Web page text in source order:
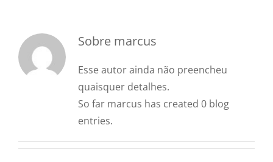
Itens DecorativosSobre marcus
Esse autor ainda não preencheu
quaisquer detalhes.
So far marcus has created 0 blog
entries.